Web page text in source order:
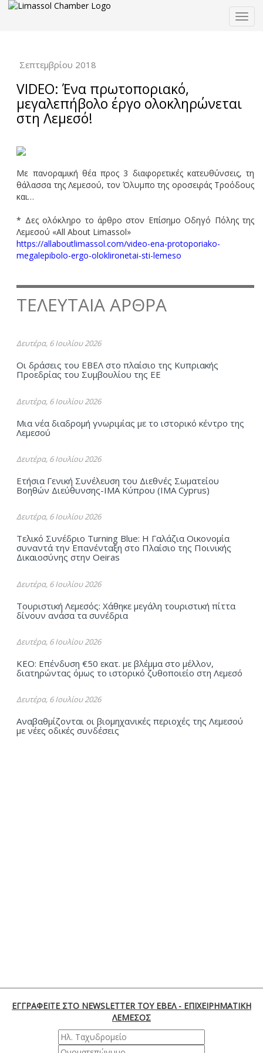
Σεπτεμβρίου 2018
VIDEO: Ένα πρωτοποριακό,
μεγαλεπήβολο έργο ολοκληρώνεται
στη Λεμεσό!
Με πανοραμική θέα προς 3 διαφορετικές κατευθύνσεις, τη
θάλασσα της Λεμεσού, τον Όλυμπο της οροσειράς Τροόδους
και…
* Δες ολόκληρο το άρθρο στον Επίσημο Οδηγό Πόλης της
Λεμεσού «All About Limassol»
https://allaboutlimassol.com/video-ena-protoporiako-
megalepibolo-ergo-oloklironetai-sti-lemeso
ΤΕΛΕΥΤΑΙΑ ΑΡΘΡΑ
Δευτέρα, 6 Ιουλίου 2026
Οι δράσεις του ΕΒΕΛ στο πλαίσιο της Κυπριακής
Προεδρίας του Συμβουλίου της ΕΕ
Δευτέρα, 6 Ιουλίου 2026
Μια νέα διαδρομή γνωριμίας με το ιστορικό κέντρο της
Λεμεσού
Δευτέρα, 6 Ιουλίου 2026
Ετήσια Γενική Συνέλευση του Διεθνές Σωματείου
Βοηθών Διεύθυνσης-ΙΜΑ Kύπρου (ΙΜΑ Cyprus)
Δευτέρα, 6 Ιουλίου 2026
Τελικό Συνέδριο Turning Blue: Η Γαλάζια Οικονομία
συναντά την Επανένταξη στο Πλαίσιο της Ποινικής
Δικαιοσύνης στην Oeiras
Δευτέρα, 6 Ιουλίου 2026
Τουριστική Λεμεσός: Χάθηκε μεγάλη τουριστική πίττα
δίνουν ανάσα τα συνέδρια
Δευτέρα, 6 Ιουλίου 2026
ΚΕΟ: Επένδυση €50 εκατ. με βλέμμα στο μέλλον,
διατηρώντας όμως το ιστορικό ζυθοποιείο στη Λεμεσό
Δευτέρα, 6 Ιουλίου 2026
Αναβαθμίζονται οι βιομηχανικές περιοχές της Λεμεσού
με νέες οδικές συνδέσεις
ΕΓΓΡΑΦΕΙΤΕ ΣΤΟ NEWSLETTER ΤΟΥ ΕΒΕΛ - ΕΠΙΧΕΙΡΗΜΑΤΙΚΗ
ΛΕΜΕΣΟΣ